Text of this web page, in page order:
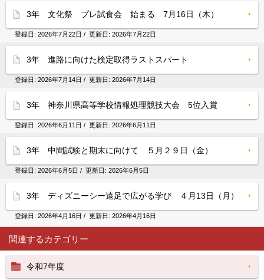
3年 文化祭 プレ試食会 始まる 7月16日（木）
登録日: 2026年7月22日 / 更新日: 2026年7月22日
3年 進路に向けた検定取得ラストスパート
登録日: 2026年7月14日 / 更新日: 2026年7月14日
3年 神奈川県高等学校情報処理競技大会 5位入賞
登録日: 2026年6月11日 / 更新日: 2026年6月11日
3年 中間試験と期末に向けて ５月２９日（金）
登録日: 2026年6月5日 / 更新日: 2026年6月5日
3年 ディズニーシー遠足で広がる学び ４月13日（月）
登録日: 2026年4月16日 / 更新日: 2026年4月16日
関連するカテゴリー
令和7年度